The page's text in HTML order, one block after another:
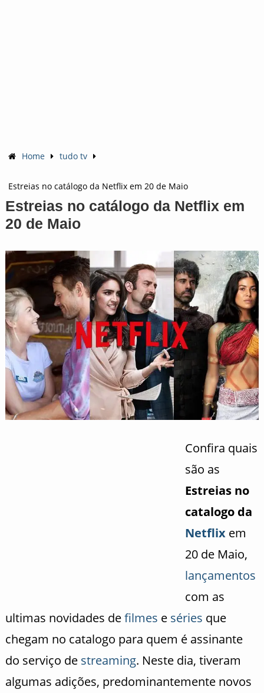
Home tudo tv
Estreias no catálogo da Netflix em 20 de Maio
Estreias no catálogo da Netflix em
20 de Maio
Confira quais
são as
Estreias no
catalogo da
Netflixem
20 de Maio,
lançamentos
com as
ultimas novidades defilmes e séries que
chegam no catalogo para quem é assinante
do serviço de streaming. Neste dia, tiveram
algumas adições, predominantemente novos